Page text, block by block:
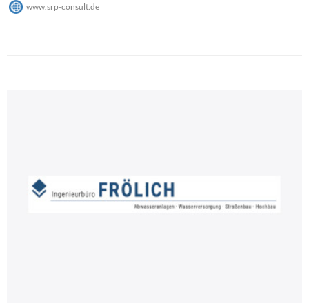
www.srp-consult.de